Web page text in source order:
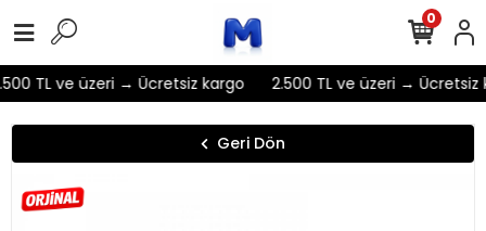
TL ve üzeri → Ücretsiz kargo 2.500 TL ve üzeri → Ücretsiz
0
Geri Dön